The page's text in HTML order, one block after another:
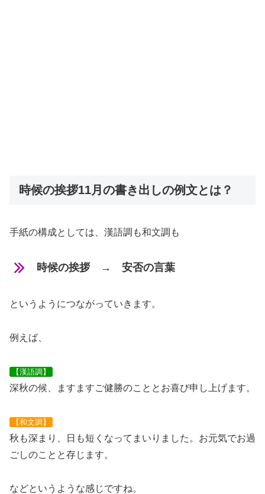
時候の挨拶11月の書き出しの例文とは？
手紙の構成としては、漢語調も和文調も
時候の挨拶 → 安否の言葉
というようにつながっていきます。
例えば、
【漢語調】
深秋の候、ますますご健勝のこととお喜び申し上げます。
【和文調】
秋も深まり、日も短くなってまいりました。お元気でお過
ごしのことと存じます。
などというような感じですね。